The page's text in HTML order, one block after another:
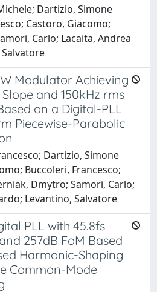
Dartizio, Simone
Castoro, Giacomo;
Carlo; Lacaita, Andrea
Modulator Achieving
and 150kHz rms
on a Digital-PLL
Piecewise-Parabolic
Dartizio, Simone
Buccoleri, Francesco;
Dmytro; Samori, Carlo;
Levantino, Salvatore
PLL with 45.8fs
257dB FoM Based
Harmonic-Shaping
Common-Mode